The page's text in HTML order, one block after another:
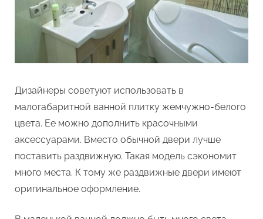
Дизайнеры советуют использовать в
малогабаритной ванной плитку жемчужно-белого
цвета. Ее можно дополнить красочными
аксессуарами. Вместо обычной двери лучше
поставить раздвижную. Такая модель сэкономит
много места. К тому же раздвижные двери имеют
оригинальное оформление.